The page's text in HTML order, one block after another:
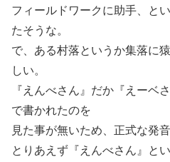
フィールドワークに助手、と
たそうな。
で、ある村落というか集落に
しい。
『えんべさん』だか『えーベ
で書かれたのを
見た事が無いため、正式な発
とりあえず『えんべさん』と